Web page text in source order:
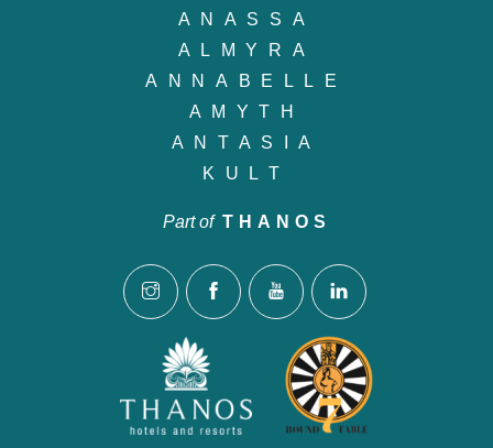
ANASSA
ALMYRA
ANNABELLE
AMYTH
ANTASIA
KULT
Part of THANOS